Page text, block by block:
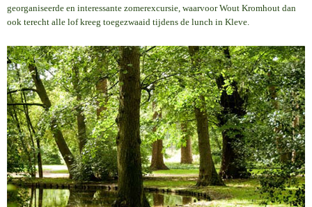
georganiseerde en interessante zomerexcursie, waarvoor Wout Kromhout dan
ook terecht alle lof kreeg toegezwaaid tijdens de lunch in Kleve.